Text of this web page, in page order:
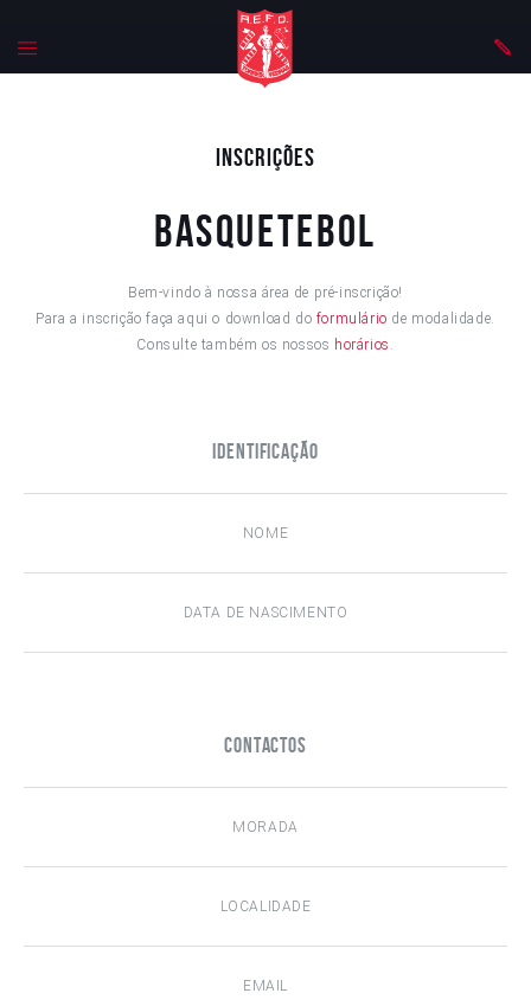
Inscrições
Basquetebol
Bem-vindo à nossa área de pré-inscrição!
Para a inscrição faça aqui o download do formulário de modalidade.
Consulte também os nossos horários .
Identificação
Contactos